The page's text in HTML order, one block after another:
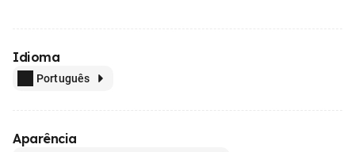
Idioma
Português
Aparência